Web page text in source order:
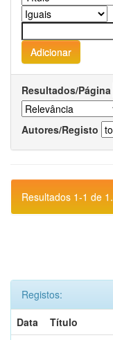
Resultados/Página
Autores/Registo
Resultados 1-1 de 1.
Registos:
Data
Título